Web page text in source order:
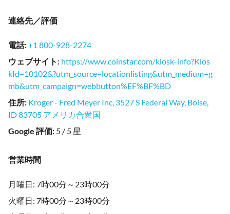
連絡先／評価
電話:+1 800-928-2274
ウェブサイト : https://www.coinstar.com/kiosk-info?Kios
kId=10102&?utm_source=locationlisting&utm_medium=g
mb&utm_campaign=webbutton%EF%BF%BD
住所: Kroger - Fred Meyer Inc, 3527 S Federal Way, Boise,
ID 83705 アメリカ合衆国
Google 評価: 5 / 5 星
営業時間
月曜日: 7時00分～23時00分
火曜日: 7時00分～23時00分